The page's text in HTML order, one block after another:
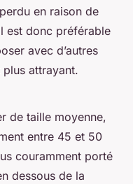
en raison de
est donc préférable
avec d’autres
attrayant.
de taille moyenne,
entre 45 et 50
couramment porté
dessous de la